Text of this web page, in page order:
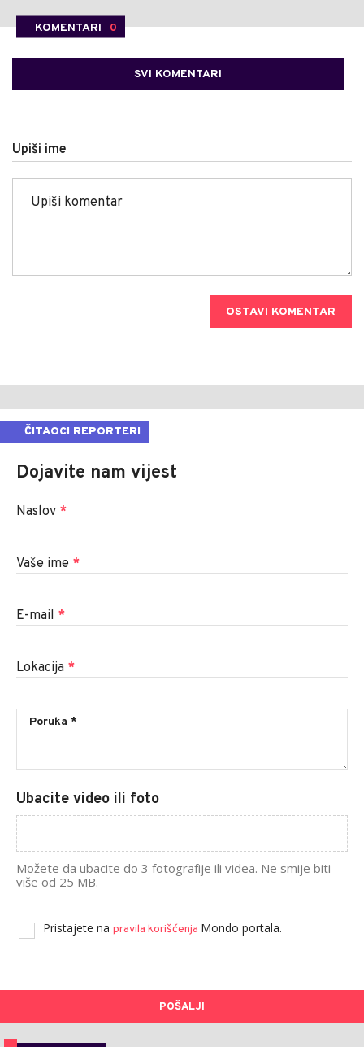
KOMENTARI 0
SVI KOMENTARI
Upiši ime
OSTAVI KOMENTAR
ČITAOCI REPORTERI
Dojavite nam vijest
Naslov *
Vaše ime *
E-mail *
Lokacija *
Ubacite video ili foto
Možete da ubacite do 3 fotografije ili videa. Ne smije biti
više od 25 MB.
Pristajete na pravila korišćenja Mondo portala.
POŠALJI